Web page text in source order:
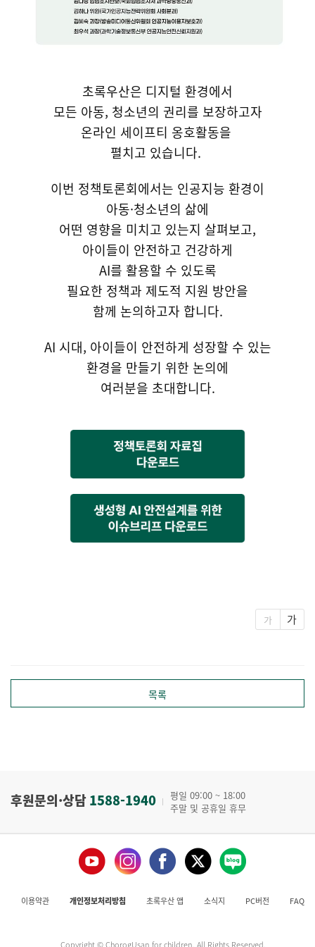
초록우산은 디지털 환경에서
모든 아동, 청소년의 권리를 보장하고자
온라인 세이프티 옹호활동을
펼치고 있습니다.
이번 정책토론회에서는 인공지능 환경이
아동·청소년의 삶에
어떤 영향을 미치고 있는지 살펴보고,
아이들이 안전하고 건강하게
AI를 활용할 수 있도록
필요한 정책과 제도적 지원 방안을
함께 논의하고자 합니다.
AI 시대, 아이들이 안전하게 성장할 수 있는
환경을 만들기 위한 논의에
여러분을 초대합니다.
가 가
목록
후원문의·상담1588-1940
평일 09:00 ~ 18:00
주말 및 공휴일 휴무
이용약관 개인정보처리방침 초록우산 앱 소식지 PC버전 FAQ